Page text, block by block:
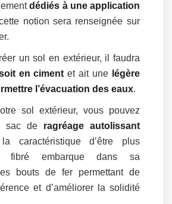
dédiés à une application
notion sera renseignée sur
un sol en extérieur, il faudra
en ciment et ait une légère
l’évacuation des eaux.
sol extérieur, vous pouvez
sac de ragréage autolissant
caractéristique d’être plus
fibré embarque dans sa
bouts de fer permettant de
et d’améliorer la solidité